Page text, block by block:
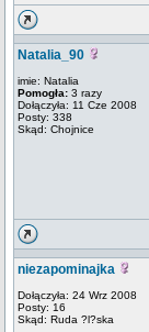
Natalia_90
imie: Natalia
Pomogła: 3 razy
Dołączyła: 11 Cze 2008
Posty: 338
Skąd: Chojnice
niezapominajka
Dołączyła: 24 Wrz 2008
Posty: 16
Skąd: Ruda ?l?ska